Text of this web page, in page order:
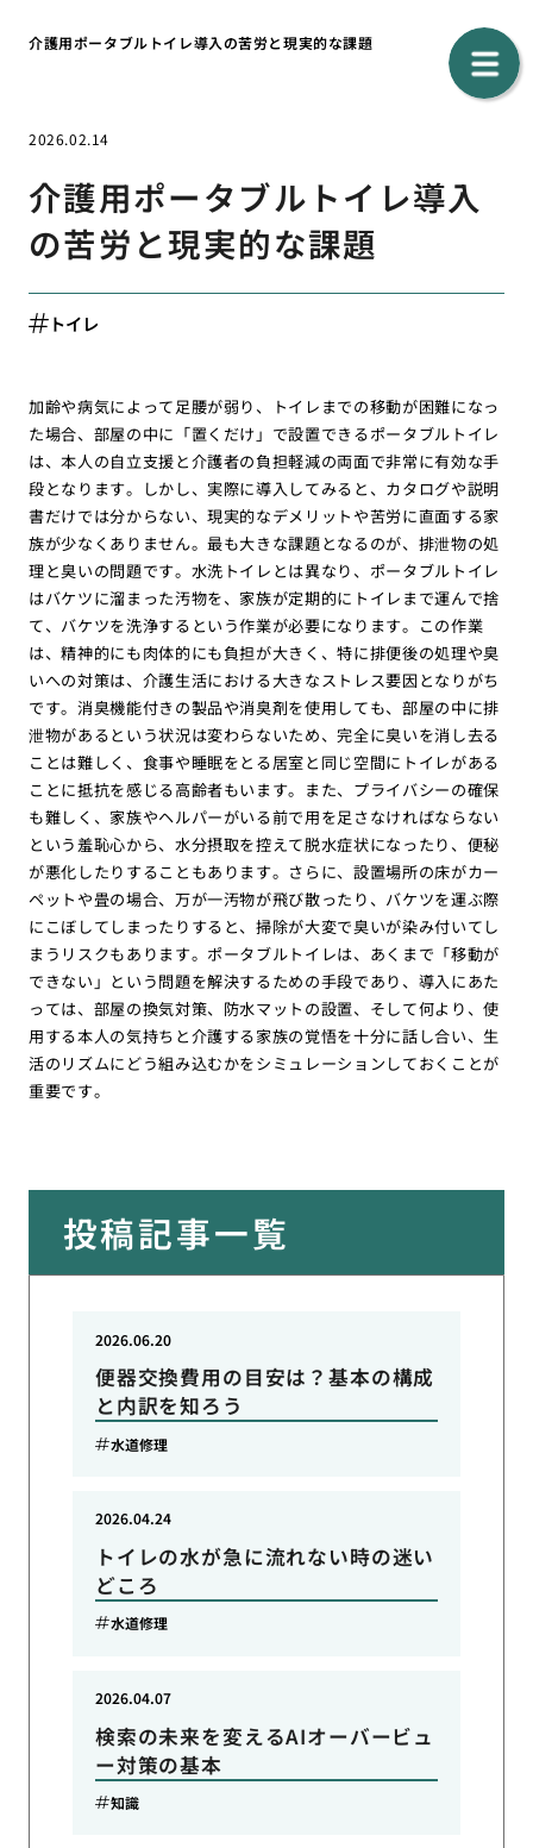
介護用ポータブルトイレ導入の苦労と現実的な課題
2026.02.14
介護用ポータブルトイレ導入
の苦労と現実的な課題
トイレ
加齢や病気によって足腰が弱り、トイレまでの移動が困難になっ
た場合、部屋の中に「置くだけ」で設置できるポータブルトイレ
は、本人の自立支援と介護者の負担軽減の両面で非常に有効な手
段となります。しかし、実際に導入してみると、カタログや説明
書だけでは分からない、現実的なデメリットや苦労に直面する家
族が少なくありません。最も大きな課題となるのが、排泄物の処
理と臭いの問題です。水洗トイレとは異なり、ポータブルトイレ
はバケツに溜まった汚物を、家族が定期的にトイレまで運んで捨
て、バケツを洗浄するという作業が必要になります。この作業
は、精神的にも肉体的にも負担が大きく、特に排便後の処理や臭
いへの対策は、介護生活における大きなストレス要因となりがち
です。消臭機能付きの製品や消臭剤を使用しても、部屋の中に排
泄物があるという状況は変わらないため、完全に臭いを消し去る
ことは難しく、食事や睡眠をとる居室と同じ空間にトイレがある
ことに抵抗を感じる高齢者もいます。また、プライバシーの確保
も難しく、家族やヘルパーがいる前で用を足さなければならない
という羞恥心から、水分摂取を控えて脱水症状になったり、便秘
が悪化したりすることもあります。さらに、設置場所の床がカー
ペットや畳の場合、万が一汚物が飛び散ったり、バケツを運ぶ際
にこぼしてしまったりすると、掃除が大変で臭いが染み付いてし
まうリスクもあります。ポータブルトイレは、あくまで「移動が
できない」という問題を解決するための手段であり、導入にあた
っては、部屋の換気対策、防水マットの設置、そして何より、使
用する本人の気持ちと介護する家族の覚悟を十分に話し合い、生
活のリズムにどう組み込むかをシミュレーションしておくことが
重要です。
投稿記事一覧
便器交換費用の目安は？基本の構成
と内訳を知ろう
2026.06.20
水道修理
トイレの水が急に流れない時の迷い
どころ
2026.04.24
水道修理
検索の未来を変えるAIオーバービュ
ー対策の基本
2026.04.07
知識